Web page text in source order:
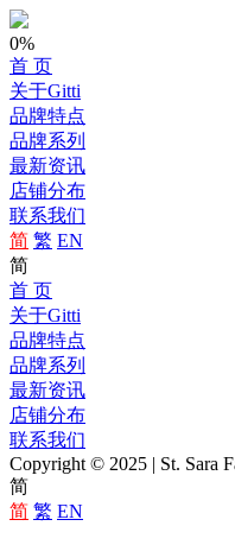
0%
首 页
关于Gitti
品牌特点
品牌系列
最新资讯
店铺分布
联系我们
简 繁 EN
简
首 页
关于Gitti
品牌特点
品牌系列
最新资讯
店铺分布
联系我们
Copyright © 2025 | St. Sara
简
简 繁 EN